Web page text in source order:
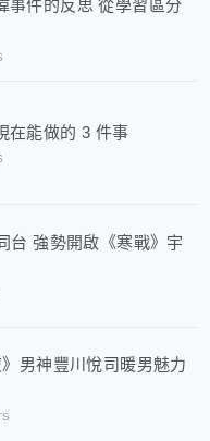
事件的反思 從學習區分
在能做的 3 件事
台 強勢開啟《寒戰》宇
男神豐川悅司暖男魅力